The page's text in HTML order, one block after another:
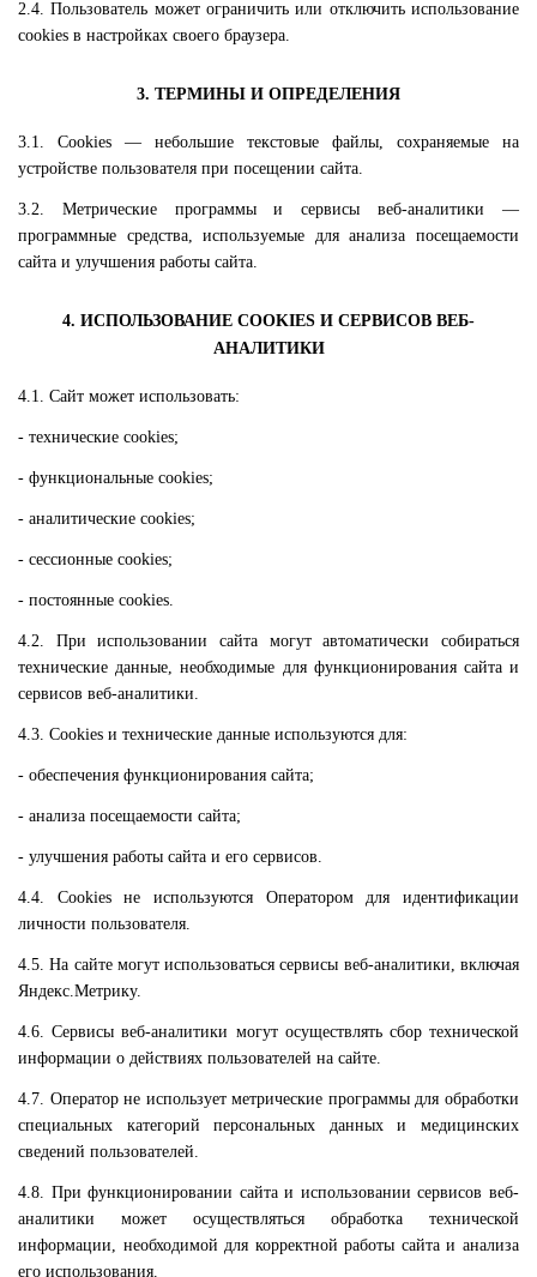
2.4. Пользователь может ограничить или отключить использование
cookies в настройках своего браузера.
3. ТЕРМИНЫ И ОПРЕДЕЛЕНИЯ
3.1. Cookies — небольшие текстовые файлы, сохраняемые на
устройстве пользователя при посещении сайта.
3.2. Метрические программы и сервисы веб-аналитики —
программные средства, используемые для анализа посещаемости
сайта и улучшения работы сайта.
4. ИСПОЛЬЗОВАНИЕ COOKIES И СЕРВИСОВ ВЕБ-
АНАЛИТИКИ
4.1. Сайт может использовать:
- технические cookies;
- функциональные cookies;
- аналитические cookies;
- сессионные cookies;
- постоянные cookies.
4.2. При использовании сайта могут автоматически собираться
технические данные, необходимые для функционирования сайта и
сервисов веб-аналитики.
4.3. Cookies и технические данные используются для:
- обеспечения функционирования сайта;
- анализа посещаемости сайта;
- улучшения работы сайта и его сервисов.
4.4. Cookies не используются Оператором для идентификации
личности пользователя.
4.5. На сайте могут использоваться сервисы веб-аналитики, включая
Яндекс.Метрику.
4.6. Сервисы веб-аналитики могут осуществлять сбор технической
информации о действиях пользователей на сайте.
4.7. Оператор не использует метрические программы для обработки
специальных категорий персональных данных и медицинских
сведений пользователей.
4.8. При функционировании сайта и использовании сервисов веб-
аналитики может осуществляться обработка технической
информации, необходимой для корректной работы сайта и анализа
его использования.